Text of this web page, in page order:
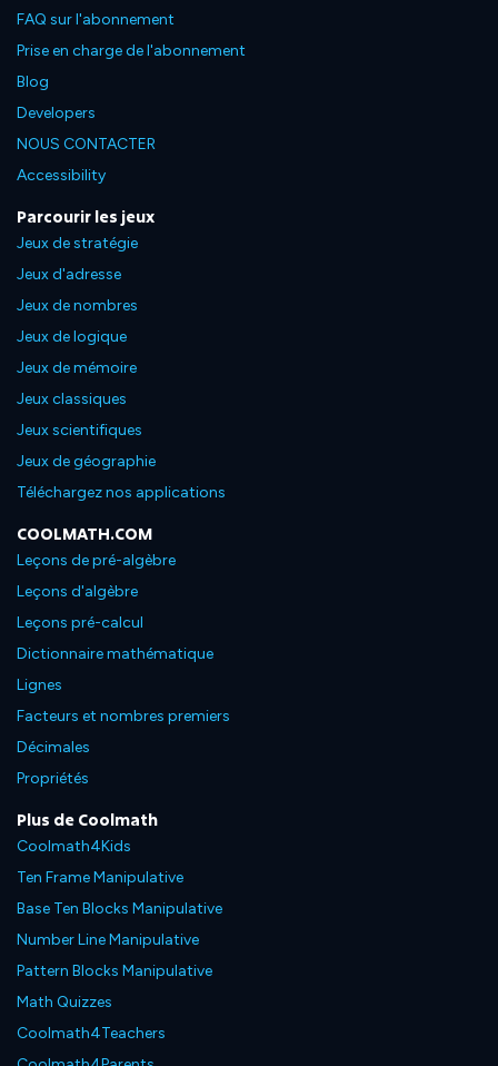
FAQ sur l'abonnement
Prise en charge de l'abonnement
Blog
Developers
NOUS CONTACTER
Accessibility
Parcourir les jeux
Jeux de stratégie
Jeux d'adresse
Jeux de nombres
Jeux de logique
Jeux de mémoire
Jeux classiques
Jeux scientifiques
Jeux de géographie
Téléchargez nos applications
COOLMATH.COM
Leçons de pré-algèbre
Leçons d'algèbre
Leçons pré-calcul
Dictionnaire mathématique
Lignes
Facteurs et nombres premiers
Décimales
Propriétés
Plus de Coolmath
Coolmath4Kids
Ten Frame Manipulative
Base Ten Blocks Manipulative
Number Line Manipulative
Pattern Blocks Manipulative
Math Quizzes
Coolmath4Teachers